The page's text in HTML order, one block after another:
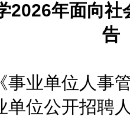
2026年面向
告
单位人事管
单位公开招聘